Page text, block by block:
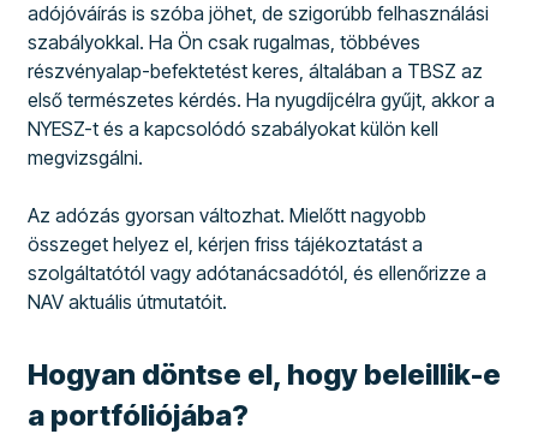
adójóváírás is szóba jöhet, de szigorúbb felhasználási
szabályokkal. Ha Ön csak rugalmas, többéves
részvényalap-befektetést keres, általában a TBSZ az
első természetes kérdés. Ha nyugdíjcélra gyűjt, akkor a
NYESZ-t és a kapcsolódó szabályokat külön kell
megvizsgálni.
Az adózás gyorsan változhat. Mielőtt nagyobb
összeget helyez el, kérjen friss tájékoztatást a
szolgáltatótól vagy adótanácsadótól, és ellenőrizze a
NAV aktuális útmutatóit.
Hogyan döntse el, hogy beleillik-e
a portfóliójába?